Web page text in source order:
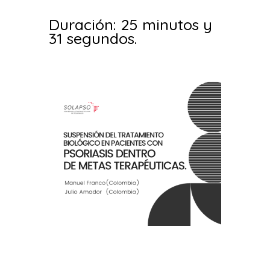
Duración: 25 minutos y
31 segundos.